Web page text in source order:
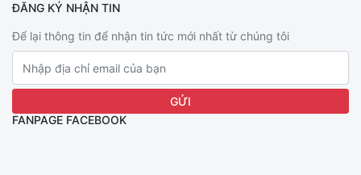
ĐĂNG KÝ NHẬN TIN
Để lại thông tin để nhận tin tức mới nhất từ chúng tôi
FANPAGE FACEBOOK